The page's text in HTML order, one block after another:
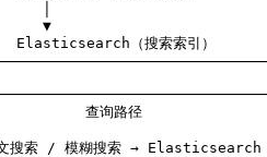
▼
Elasticsearch（搜索索引）
查询路径
│
搜索 / 模糊搜索 →